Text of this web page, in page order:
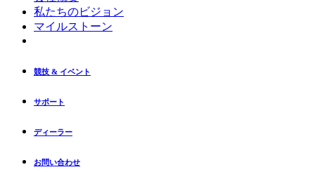
私たちのビジョン
マイルストーン
競技 & イベント
サポート
ディーラー
お問い合わせ